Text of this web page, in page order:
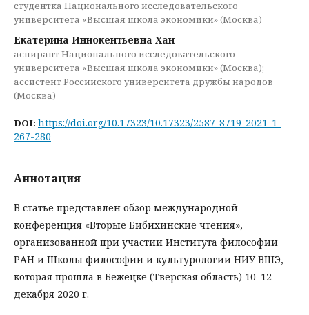
студентка Национального исследовательского
университета «Высшая школа экономики» (Москва)
Екатерина Иннокентьевна Хан
аспирант Национального исследовательского
университета «Высшая школа экономики» (Москва);
ассистент Российского университета дружбы народов
(Москва)
DOI: https://doi.org/10.17323/10.17323/2587-8719-2021-1-
267-280
Аннотация
В статье представлен обзор международной
конференция «Вторые Бибихинские чтения»,
организованной при участии Института философии
РАН и Школы философии и культурологии НИУ ВШЭ,
которая прошла в Бежецке (Тверская область) 10–12
декабря 2020 г.